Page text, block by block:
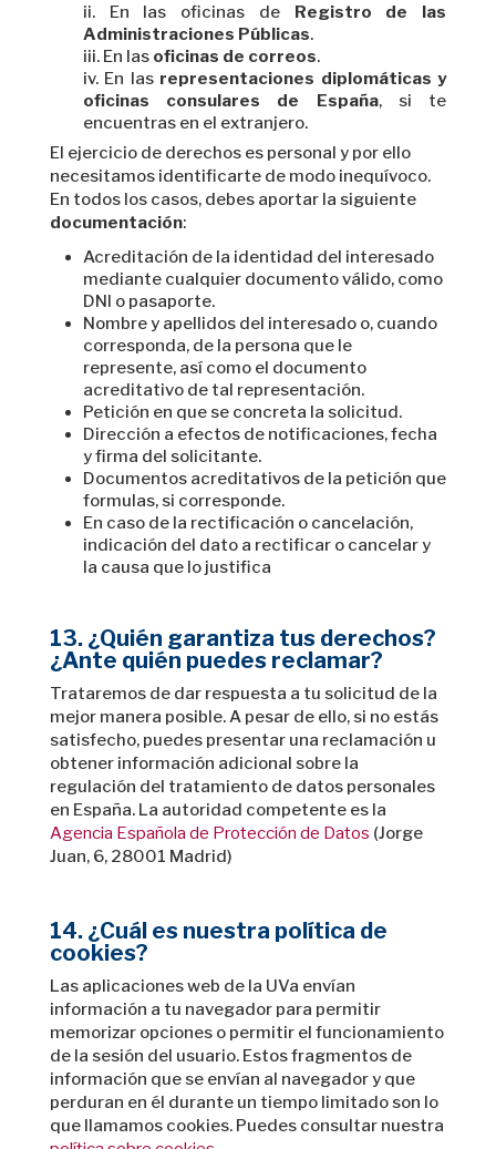
En las oficinas de Registro de las
Administraciones Públicas.
En las oficinas de correos.
En las representaciones diplomáticas y
oficinas consulares de España, si te
encuentras en el extranjero.
El ejercicio de derechos es personal y por ello
necesitamos identificarte de modo inequívoco.
En todos los casos, debes aportar la siguiente
documentación:
Acreditación de la identidad del interesado
mediante cualquier documento válido, como
DNI o pasaporte.
Nombre y apellidos del interesado o, cuando
corresponda, de la persona que le
represente, así como el documento
acreditativo de tal representación.
Petición en que se concreta la solicitud.
Dirección a efectos de notificaciones, fecha
y firma del solicitante.
Documentos acreditativos de la petición que
formulas, si corresponde.
En caso de la rectificación o cancelación,
indicación del dato a rectificar o cancelar y
la causa que lo justifica
13. ¿Quién garantiza tus derechos?
¿Ante quién puedes reclamar?
Trataremos de dar respuesta a tu solicitud de la
mejor manera posible. A pesar de ello, si no estás
satisfecho, puedes presentar una reclamación u
obtener información adicional sobre la
regulación del tratamiento de datos personales
en España. La autoridad competente es la
Agencia Española de Protección de Datos (Jorge
Juan, 6, 28001 Madrid)
14. ¿Cuál es nuestra política de
cookies?
Las aplicaciones web de la UVa envían
información a tu navegador para permitir
memorizar opciones o permitir el funcionamiento
de la sesión del usuario. Estos fragmentos de
información que se envían al navegador y que
perduran en él durante un tiempo limitado son lo
que llamamos cookies. Puedes consultar nuestra